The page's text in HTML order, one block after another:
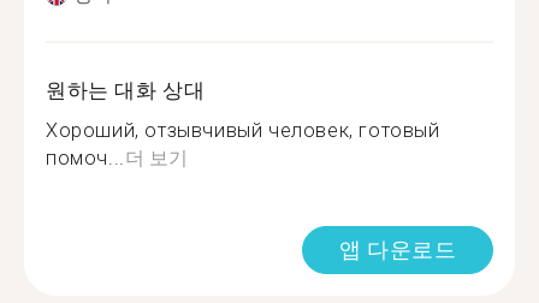
원하는 대화 상대
Хороший, отзывчивый человек, готовый
помоч...더 보기
앱 다운로드